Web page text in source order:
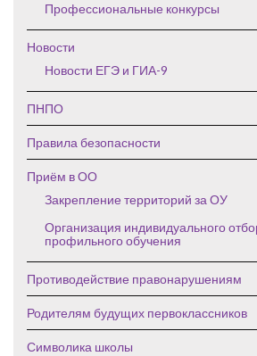
Профессиональные конкурсы
Новости
Новости ЕГЭ и ГИА-9
ПНПО
Правила безопасности
Приём в ОО
Закрепление территорий за ОУ
Организация индивидуального
профильного обучения
Противодействие правонарушениям
Родителям будущих первоклассников
Символика школы